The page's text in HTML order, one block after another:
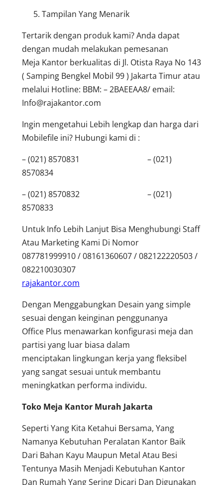
Tampilan Yang Menarik
Tertarik dengan produk kami? Anda dapat
dengan mudah melakukan pemesanan
Meja Kantor berkualitas di Jl. Otista Raya No 143
( Samping Bengkel Mobil 99 ) Jakarta Timur atau
melalui Hotline: BBM: – 2BAEEAA8/ email:
Info@rajakantor.com
Ingin mengetahui Lebih lengkap dan harga dari
Mobilefile ini? Hubungi kami di :
– (021) 8570831 – (021)
8570834
– (021) 8570832 – (021)
8570833
Untuk Info Lebih Lanjut Bisa Menghubungi Staff
Atau Marketing Kami Di Nomor
087781999910 / 08161360607 / 082122220503 /
082210030307
rajakantor.com
Dengan Menggabungkan Desain yang simple
sesuai dengan keinginan penggunanya
Office Plus menawarkan konfigurasi meja dan
partisi yang luar biasa dalam
menciptakan lingkungan kerja yang fleksibel
yang sangat sesuai untuk membantu
meningkatkan performa individu.
Toko Meja Kantor Murah Jakarta
Seperti Yang Kita Ketahui Bersama, Yang
Namanya Kebutuhan Peralatan Kantor Baik
Dari Bahan Kayu Maupun Metal Atau Besi
Tentunya Masih Menjadi Kebutuhan Kantor
Dan Rumah Yang Sering Dicari Dan Digunakan